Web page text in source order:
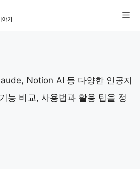
메
Notion AI 등 다양한 인공지
능 비교, 사용법과 활용 팁을 정